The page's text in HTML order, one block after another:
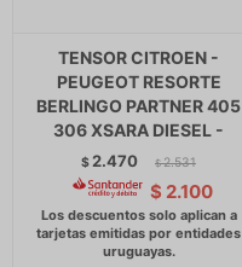
TENSOR CITROEN -
PEUGEOT RESORTE
BERLINGO PARTNER 405
306 XSARA DIESEL -
$ 2.470 $ 2.531
$ 2.100